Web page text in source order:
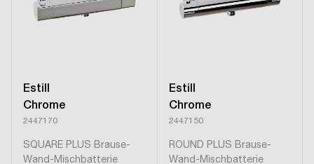
Estill
Chrome
2447170
SQUARE PLUS Brause-
Wand-Mischbatterie
Estill
Chrome
2447150
ROUND PLUS Brause-
Wand-Mischbatterie